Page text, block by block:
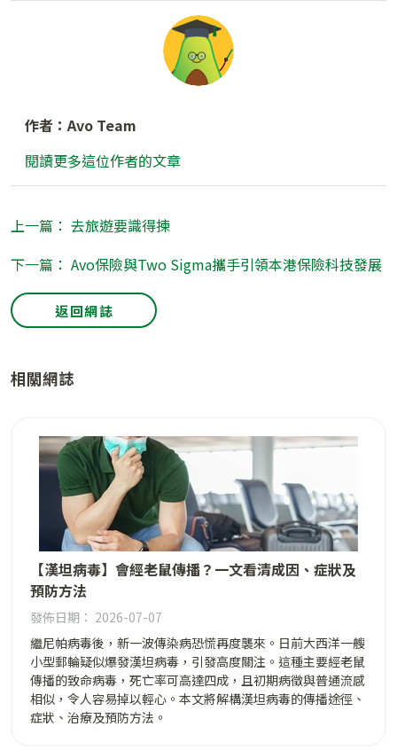
作者：Avo Team
閱讀更多這位作者的文章
上一篇： 去旅遊要識得揀
下一篇： Avo保險與Two Sigma攜手引領本港保險科技發展
返回網誌
相關網誌
【漢坦病毒】會經老鼠傳播？一文看清成因、症狀及
預防方法
發佈日期： 2026-07-07
繼尼帕病毒後，新一波傳染病恐慌再度襲來。日前大西洋一艘
小型郵輪疑似爆發漢坦病毒，引發高度關注。這種主要經老鼠
傳播的致命病毒，死亡率可高達四成，且初期病徵與普通流感
相似，令人容易掉以輕心。本文將解構漢坦病毒的傳播途徑、
症狀、治療及預防方法。